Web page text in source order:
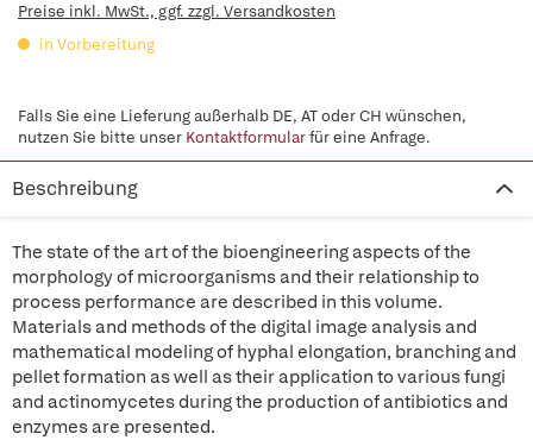
Preise inkl. MwSt., ggf. zzgl. Versandkosten
in Vorbereitung
Falls Sie eine Lieferung außerhalb DE, AT oder CH wünschen,
nutzen Sie bitte unser Kontaktformularfür eine Anfrage.
Beschreibung
The state of the art of the bioengineering aspects of the
morphology of microorganisms and their relationship to
process performance are described in this volume.
Materials and methods of the digital image analysis and
mathematical modeling of hyphal elongation, branching and
pellet formation as well as their application to various fungi
and actinomycetes during the production of antibiotics and
enzymes are presented.